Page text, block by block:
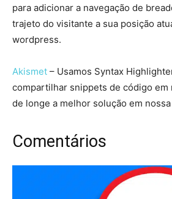
para adicionar a navegação de
trajeto do visitante a sua posição
wordpress.
Akismet – Usamos Syntax
compartilhar snippets de código em
de longe a melhor solução em
Comentários